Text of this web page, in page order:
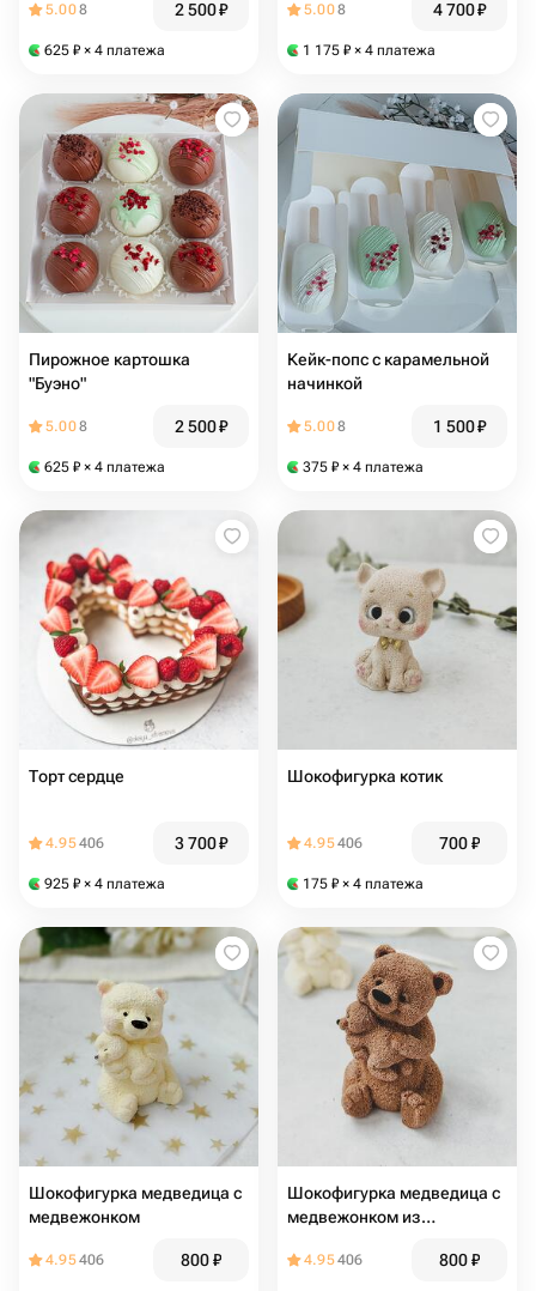
5.008 2 500₽
625 ₽ × 4 платежа
5.008 4 700₽
1 175 ₽ × 4 платежа
Пирожное картошка
"Буэно"
5.008 2 500₽
625 ₽ × 4 платежа
Кейк-попс с карамельной
начинкой
5.008 1 500₽
375 ₽ × 4 платежа
Торт сердце
4.95406 3 700₽
925 ₽ × 4 платежа
Шокофигурка котик
4.95406 700₽
175 ₽ × 4 платежа
Шокофигурка медведица с
медвежонком
4.95406 800₽
Шокофигурка медведица с
медвежонком из
4.95406 800₽